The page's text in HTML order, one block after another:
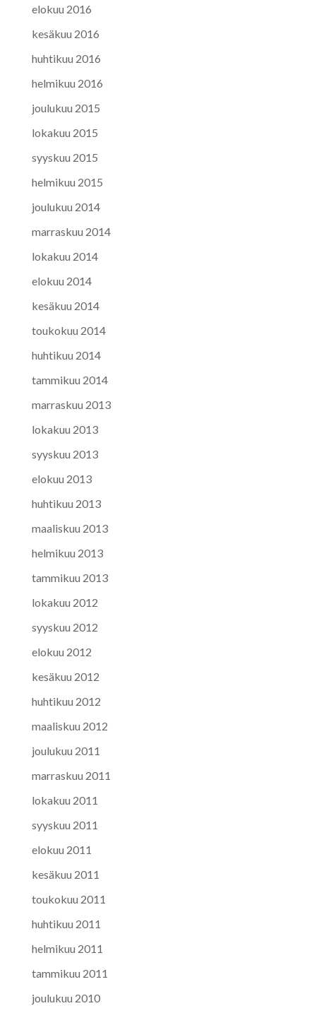
elokuu 2016
kesäkuu 2016
huhtikuu 2016
helmikuu 2016
joulukuu 2015
lokakuu 2015
syyskuu 2015
helmikuu 2015
joulukuu 2014
marraskuu 2014
lokakuu 2014
elokuu 2014
kesäkuu 2014
toukokuu 2014
huhtikuu 2014
tammikuu 2014
marraskuu 2013
lokakuu 2013
syyskuu 2013
elokuu 2013
huhtikuu 2013
maaliskuu 2013
helmikuu 2013
tammikuu 2013
lokakuu 2012
syyskuu 2012
elokuu 2012
kesäkuu 2012
huhtikuu 2012
maaliskuu 2012
joulukuu 2011
marraskuu 2011
lokakuu 2011
syyskuu 2011
elokuu 2011
kesäkuu 2011
toukokuu 2011
huhtikuu 2011
helmikuu 2011
tammikuu 2011
joulukuu 2010